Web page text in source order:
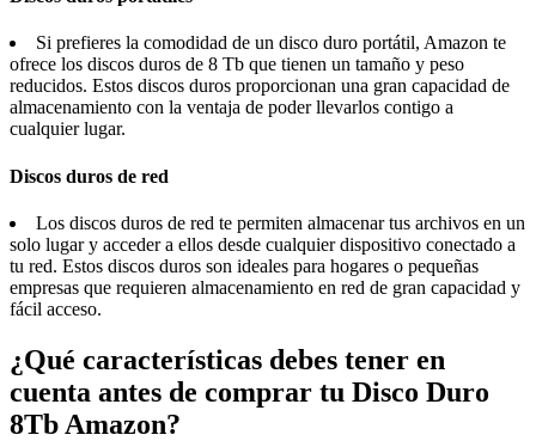
Si prefieres la comodidad de un disco duro portátil, Amazon te
ofrece los discos duros de 8 Tb que tienen un tamaño y peso
reducidos. Estos discos duros proporcionan una gran capacidad de
almacenamiento con la ventaja de poder llevarlos contigo a
cualquier lugar.
Discos duros de red
Los discos duros de red te permiten almacenar tus archivos en un
solo lugar y acceder a ellos desde cualquier dispositivo conectado a
tu red. Estos discos duros son ideales para hogares o pequeñas
empresas que requieren almacenamiento en red de gran capacidad y
fácil acceso.
¿Qué características debes tener en
cuenta antes de comprar tu Disco Duro
8Tb Amazon?